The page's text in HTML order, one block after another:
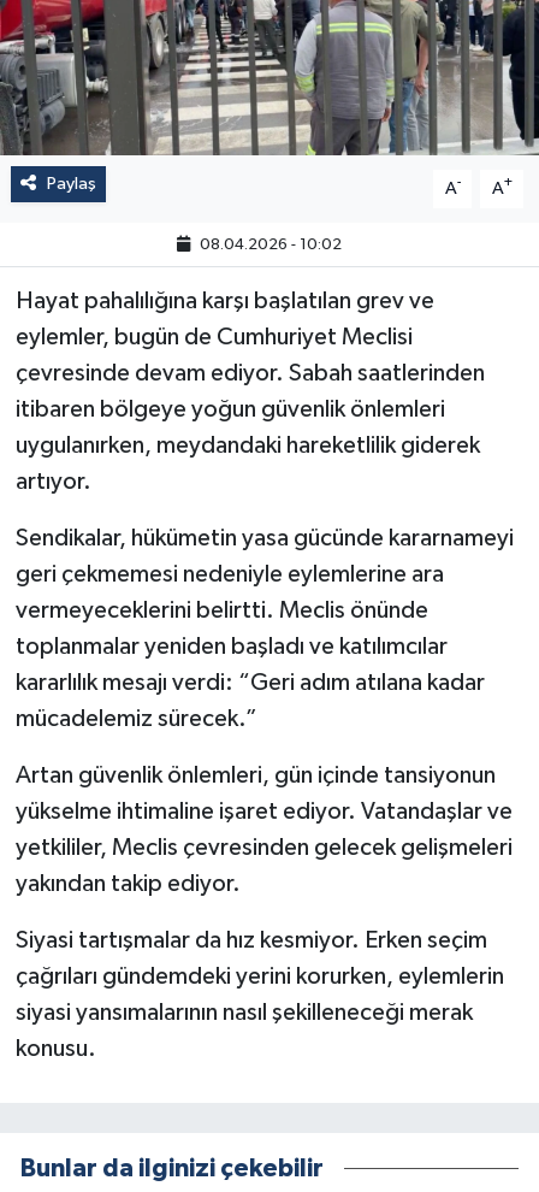
Paylaş A- A+
08.04.2026 - 10:02
Hayat pahalılığına karşı başlatılan grev ve
eylemler, bugün de Cumhuriyet Meclisi
çevresinde devam ediyor. Sabah saatlerinden
itibaren bölgeye yoğun güvenlik önlemleri
uygulanırken, meydandaki hareketlilik giderek
artıyor.
Sendikalar, hükümetin yasa gücünde kararnameyi
geri çekmemesi nedeniyle eylemlerine ara
vermeyeceklerini belirtti. Meclis önünde
toplanmalar yeniden başladı ve katılımcılar
kararlılık mesajı verdi: “Geri adım atılana kadar
mücadelemiz sürecek.”
Artan güvenlik önlemleri, gün içinde tansiyonun
yükselme ihtimaline işaret ediyor. Vatandaşlar ve
yetkililer, Meclis çevresinden gelecek gelişmeleri
yakından takip ediyor.
Siyasi tartışmalar da hız kesmiyor. Erken seçim
çağrıları gündemdeki yerini korurken, eylemlerin
siyasi yansımalarının nasıl şekilleneceği merak
konusu.
Bunlar da ilginizi çekebilir